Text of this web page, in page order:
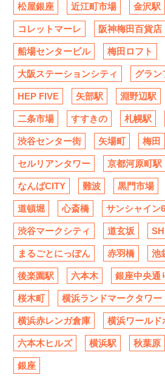
松屋銀座 近江町市場 金沢駅
コレットマーレ 阪神梅田百貨店
船場センタービル 梅田ロフト
大阪ステーションシティ グラン
HEP FIVE 矢部駅 淵野辺駅
二条市場 すすきの 札幌駅
渋谷センター街 矢場町 梅田
セルリアンタワー 京都河原町駅
なんばCITY 難波 黒門市場
道頓堀 心斎橋 サンシャイン
渋谷マークシティ 道玄坂
まるごとにっぽん 赤羽橋 池
後楽園駅 六本木 銀座中央通
桜木町 横浜ランドマークタワー
横浜赤レンガ倉庫 横浜ワールド
六本木ヒルズ 横浜駅 秋葉原
銀座